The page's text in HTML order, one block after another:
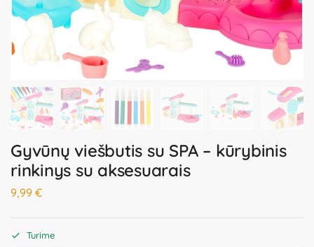
Gyvūnų viešbutis su SPA – kūrybinis
rinkinys su aksesuarais
9,99 €
Turime